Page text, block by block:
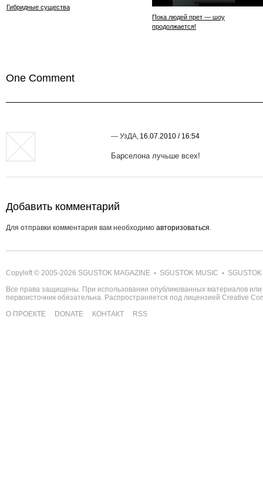
Гибридные существа
Пока людей прет — шоу
продолжается!
One Comment
— УзДА, 16.07.2010 / 16:54
Барселона лучьше всех!
Добавить комментарий
Для отправки комментария вам необходимо авторизоваться.
Copyleft © 2005-2026 SGUSTOK MAGAZINE • SGUSTOK MUSIC •
Все права защищены. При использовании опубликованных материалов
первоисточник обязательна. Распространяется под лицензией Creative
О ПРОЕКТЕ
DONATE КОНТАКТ RSS